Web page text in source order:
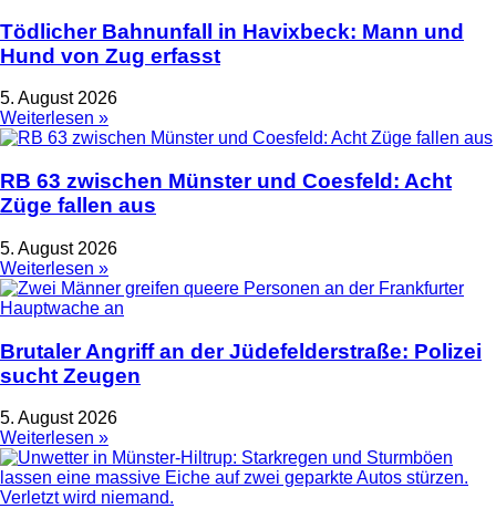
Tödlicher Bahnunfall in Havixbeck: Mann und
Hund von Zug erfasst
5. August 2026
Weiterlesen »
RB 63 zwischen Münster und Coesfeld: Acht
Züge fallen aus
5. August 2026
Weiterlesen »
Brutaler Angriff an der Jüdefelderstraße: Polizei
sucht Zeugen
5. August 2026
Weiterlesen »